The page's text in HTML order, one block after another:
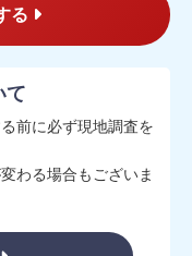
る
て
前に必ず現地調査を
わる場合もございま